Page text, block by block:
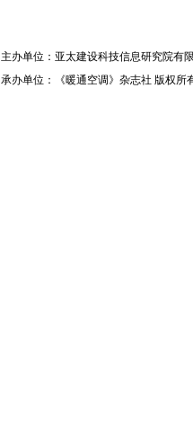
主办单位：亚太建设科技信息研究院
承办单位：《暖通空调》杂志社 版权